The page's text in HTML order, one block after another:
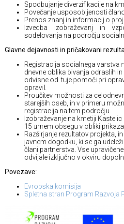
Spodbujanje diverzifikacije na
Povečanje usposobljenosti
Prenos znanj in informacij o
Izvedba izobraževanj in
sodelovanja na področju
Glavne dejavnosti in pričakovani
Registracija socialnega varstva
dnevne oblika bivanja odraslih
odvisne od tuje pomoči pri
opravil.
Proučitev možnosti za
starejših oseb, in v primeru
registracija na tem področju.
Izobraževanje na kmetiji
15 urnem obsegu v obliki
Razširjanje rezultatov projekta,
javnem dogodku, ki se ga
člani partnerstva. Vse
odvijale izključno v okviru
Povezave:
Evropska komisija
Spletna stran Program Razvoja